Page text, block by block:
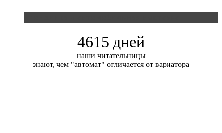
4615 дней
наши читательницы
знают, чем "автомат" отличается от вариатора